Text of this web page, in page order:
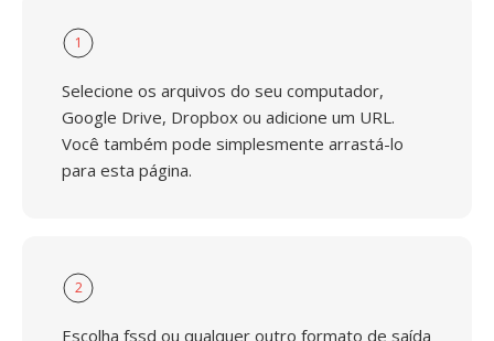
1
Selecione os arquivos do seu computador,
Google Drive, Dropbox ou adicione um URL.
Você também pode simplesmente arrastá-lo
para esta página.
2
Escolha fssd ou qualquer outro formato de saída